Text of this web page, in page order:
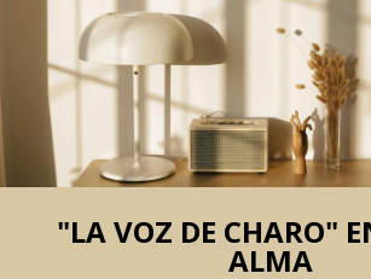
"LA VOZ DE CHARO"
ALMA